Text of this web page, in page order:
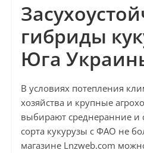
гибриды
Юга
В условиях потепления
хозяйства и крупные
выбирают среднеранние и
сорта кукурузы с ФАО не
магазине Lnzweb.com